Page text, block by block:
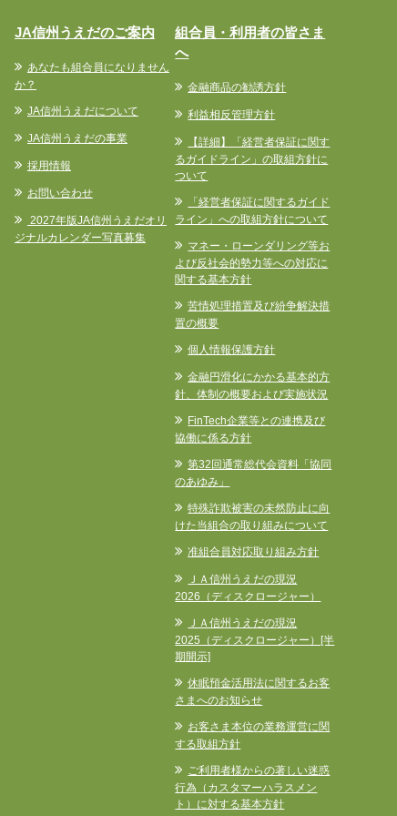
JA信州うえだのご案内
あなたも組合員になりません
か？
JA信州うえだについて
JA信州うえだの事業
採用情報
お問い合わせ
2027年版JA信州うえだオリ
ジナルカレンダー写真募集
組合員・利用者の皆さま
へ
金融商品の勧誘方針
利益相反管理方針
【詳細】「経営者保証に関す
るガイドライン」の取組方針に
ついて
「経営者保証に関するガイド
ライン」への取組方針について
マネー・ローンダリング等お
よび反社会的勢力等への対応に
関する基本方針
苦情処理措置及び紛争解決措
置の概要
個人情報保護方針
金融円滑化にかかる基本的方
針、体制の概要および実施状況
FinTech企業等との連携及び
協働に係る方針
第32回通常総代会資料「協同
のあゆみ」
特殊詐欺被害の未然防止に向
けた当組合の取り組みについて
准組合員対応取り組み方針
ＪＡ信州うえだの現況
2026（ディスクロージャー）
ＪＡ信州うえだの現況
2025（ディスクロージャー）[半
期開示]
休眠預金活用法に関するお客
さまへのお知らせ
お客さま本位の業務運営に関
する取組方針
ご利用者様からの著しい迷惑
行為（カスタマーハラスメン
ト）に対する基本方針